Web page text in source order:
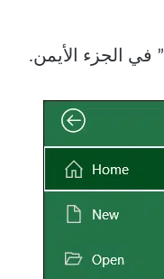
” في الجزء الأيمن.